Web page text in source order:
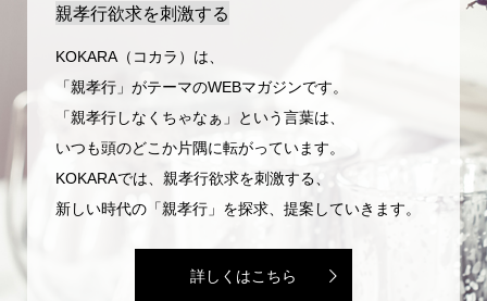
親孝行欲求を刺激する
KOKARA（コカラ）は、
「親孝行」がテーマのWEBマガジンです。
「親孝行しなくちゃなぁ」という言葉は、
いつも頭のどこか片隅に転がっています。
KOKARAでは、親孝行欲求を刺激する、
新しい時代の「親孝行」を探求、提案していきます。
詳しくはこちら